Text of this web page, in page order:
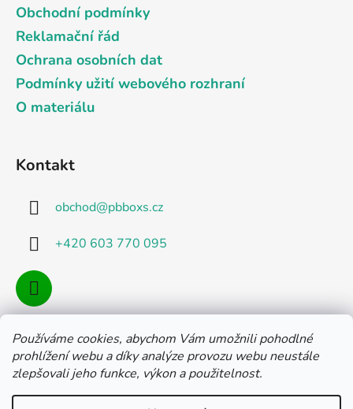
Používáme cookies, abychom Vám umožnili pohodlné
prohlížení webu a díky analýze provozu webu neustále
zlepšovali jeho funkce, výkon a použitelnost.
Obchodní podmínky
Reklamační řád
Ochrana osobních dat
Podmínky užití webového rozhraní
O materiálu
Kontakt
obchod@pbboxs.cz
+420 603 770 095
Facebook